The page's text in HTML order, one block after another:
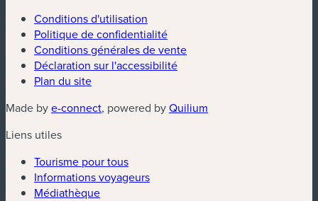
Conditions d'utilisation
Politique de confidentialité
Conditions générales de vente
Déclaration sur l'accessibilité
Plan du site
Made bye-connect(nouvelle fenêtre)
, powered byQuilium
Liens utiles
Tourisme pour tous
Informations voyageurs
Médiathèque